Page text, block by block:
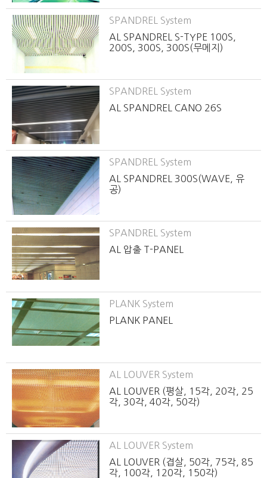
SPANDREL System
AL SPANDREL S-TYPE 100S,
200S, 300S, 300S(무메지)
SPANDREL System
AL SPANDREL CANO 26S
SPANDREL System
AL SPANDREL 300S(WAVE, 유
공)
SPANDREL System
AL 압출 T-PANEL
PLANK System
PLANK PANEL
AL LOUVER System
AL LOUVER (평살, 15각, 20각, 25
각, 30각, 40각, 50각)
AL LOUVER System
AL LOUVER (겹살, 50각, 75각, 85
각, 100각, 120각, 150각)